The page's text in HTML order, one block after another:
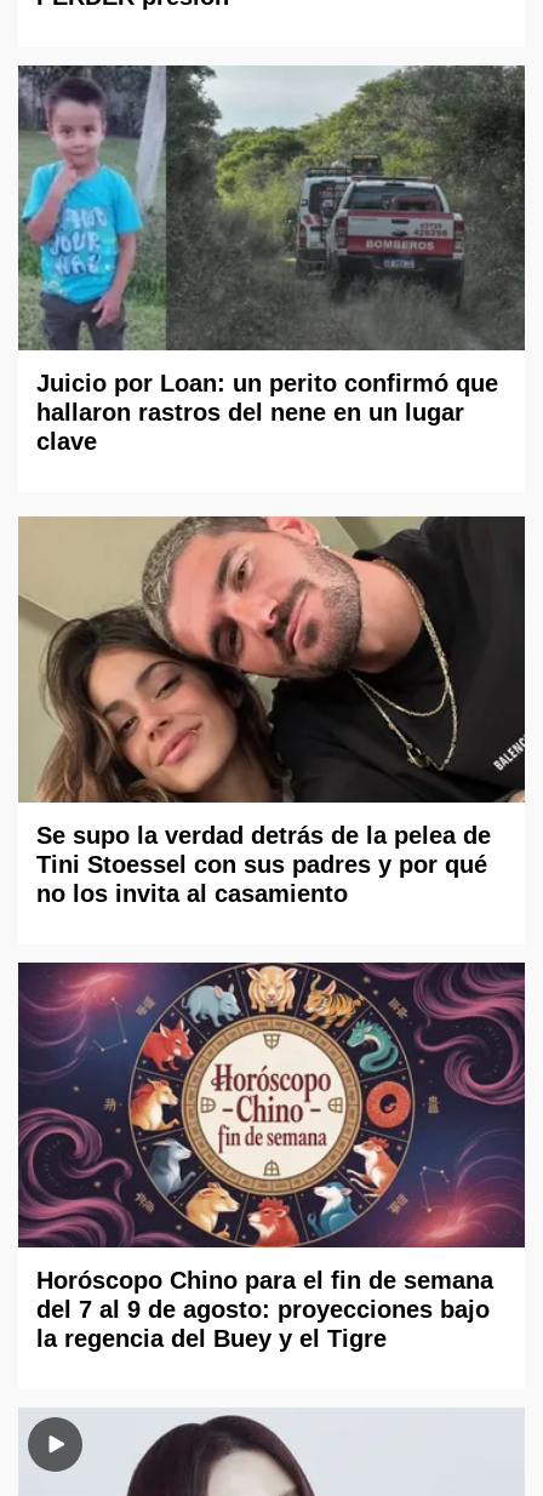
Juicio por Loan: un perito confirmó que
hallaron rastros del nene en un lugar
clave
Se supo la verdad detrás de la pelea de
Tini Stoessel con sus padres y por qué
no los invita al casamiento
Horóscopo Chino para el fin de semana
del 7 al 9 de agosto: proyecciones bajo
la regencia del Buey y el Tigre